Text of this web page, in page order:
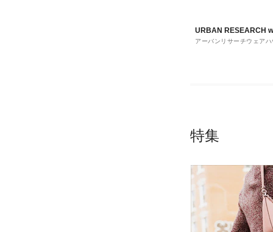
URBAN RESEARCH
house
アーバンリサーチウェアハ
特集